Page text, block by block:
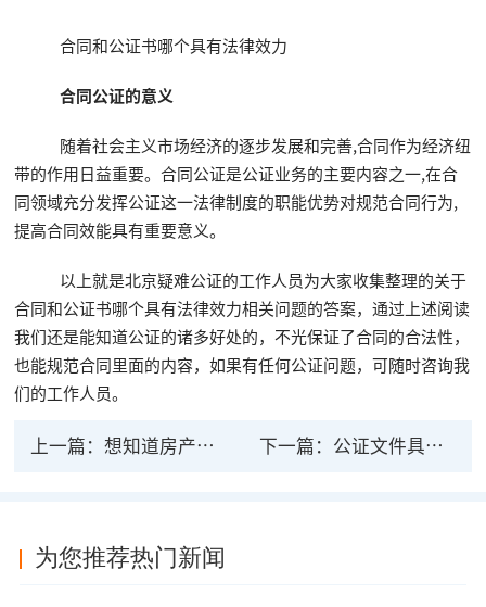
合同和公证书哪个具有法律效力
合同公证的意义
随着社会主义市场经济的逐步发展和完善,合同作为经济纽
带的作用日益重要。合同公证是公证业务的主要内容之一,在合
同领域充分发挥公证这一法律制度的职能优势对规范合同行为,
提高合同效能具有重要意义。
以上就是北京疑难公证的工作人员为大家收集整理的关于
合同和公证书哪个具有法律效力相关问题的答案，通过上述阅读
我们还是能知道公证的诸多好处的，不光保证了合同的合法性，
也能规范合同里面的内容，如果有任何公证问题，可随时咨询我
们的工作人员。
上一篇：想知道房产法律公证处在哪里并不难 下一篇： 公证文件具有法律效力吗？什么情况才算有效？
为您推荐热门新闻